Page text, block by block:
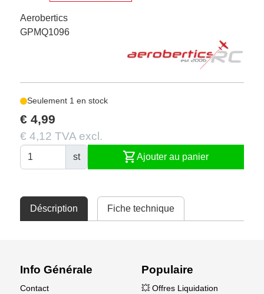
Aerobertics
GPMQ1096
Seulement 1 en stock
€ 4,99
€ 4,12 TVA excl.
st shopping_cartAjouter au panier
Déscription Fiche technique
Info Générale
Contact
Populaire
💥 Offres Liquidation